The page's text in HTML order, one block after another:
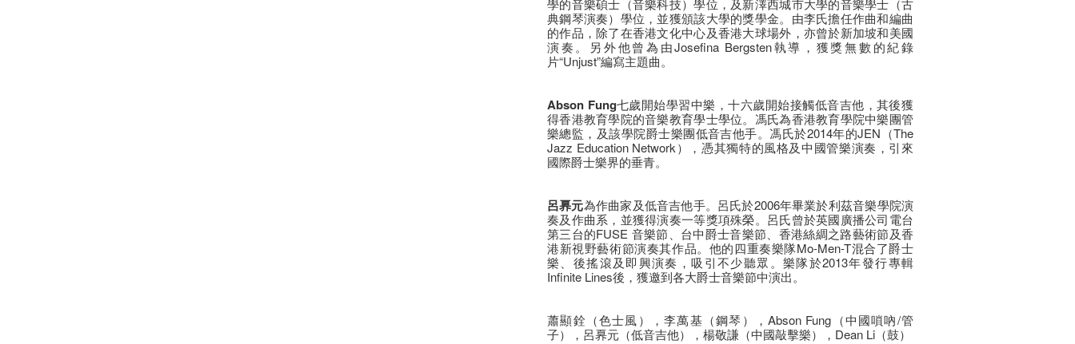
學的音樂碩士（音樂科技）學位，及新澤西城市大學的音樂學士（古
典鋼琴演奏）學位，並獲頒該大學的獎學金。由李氏擔任作曲和編曲
的作品，除了在香港文化中心及香港大球場外，亦曾於新加坡和美國
演奏。另外他曾為由Josefina Bergsten執導，獲獎無數的紀錄
片“Unjust”編寫主題曲。
Abson Fung七歲開始學習中樂，十六歲開始接觸低音吉他，其後獲
得香港教育學院的音樂教育學士學位。馮氏為香港教育學院中樂團管
樂總監，及該學院爵士樂團低音吉他手。馮氏於2014年的JEN（The
Jazz Education Network），憑其獨特的風格及中國管樂演奏，引來
國際爵士樂界的垂青。
呂奡元為作曲家及低音吉他手。呂氏於2006年畢業於利茲音樂學院演
奏及作曲系，並獲得演奏一等獎項殊榮。呂氏曾於英國廣播公司電台
第三台的FUSE 音樂節、台中爵士音樂節、香港絲綢之路藝術節及香
港新視野藝術節演奏其作品。他的四重奏樂隊Mo-Men-T混合了爵士
樂、後搖滾及即興演奏，吸引不少聽眾。樂隊於2013年發行專輯
Infinite Lines後，獲邀到各大爵士音樂節中演出。
蕭顯銓（色士風），李萬基（鋼琴），Abson Fung（中國嗩吶/管
子），呂奡元（低音吉他），楊敬謙（中國敲擊樂），Dean Li（鼓）